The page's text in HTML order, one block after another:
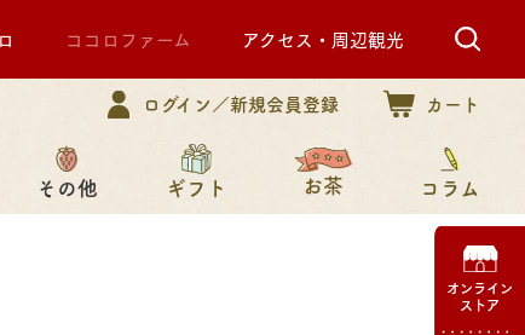
ココロファーム アクセス・周辺観光
ログイン／新規会員登録 カート
その他 ギフト お茶 コラム
オンライン
ストア